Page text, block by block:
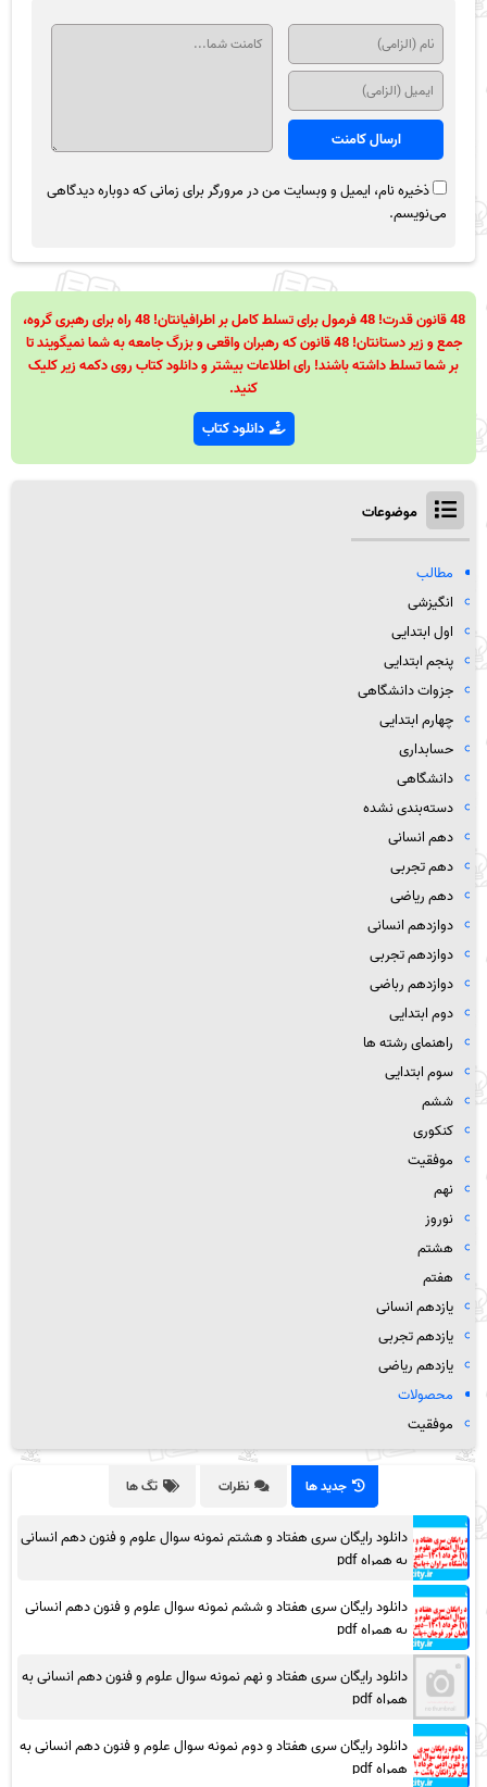
ذخیره نام، ایمیل و وبسایت من در مرورگر برای زمانی که دوباره دیدگاهی
می‌نویسم.
48 قانون قدرت! 48 فرمول برای تسلط کامل بر اطرافیانتان! 48 راه برای رهبری گروه،
جمع و زیر دستانتان! 48 قانون که رهبران واقعی و بزرگ جامعه به شما نمیگویند تا
بر شما تسلط داشته باشند! رای اطلاعات بیشتر و دانلود کتاب روی دکمه زیر کلیک
کنید.
دانلود کتاب
موضوعات
مطالب
انگیزشی
اول ابتدایی
پنجم ابتدایی
جزوات دانشگاهی
چهارم ابتدایی
حسابداری
دانشگاهی
دسته‌بندی نشده
دهم انسانی
دهم تجربی
دهم ریاضی
دوازدهم انسانی
دوازدهم تجربی
دوازدهم رباضی
دوم ابتدایی
راهنمای رشته ها
سوم ابتدایی
ششم
کنکوری
موفقیت
نهم
نوروز
هشتم
هفتم
یازدهم انسانی
یازدهم تجربی
یازدهم ریاضی
محصولات
موفقیت
جدید ها نظرات تگ ها
دانلود رایگان سری هفتاد و هشتم نمونه سوال علوم و فنون دهم انسانی
به همراه pdf
دانلود رایگان سری هفتاد و ششم نمونه سوال علوم و فنون دهم انسانی
به همراه pdf
دانلود رایگان سری هفتاد و نهم نمونه سوال علوم و فنون دهم انسانی به
همراه pdf
دانلود رایگان سری هفتاد و دوم نمونه سوال علوم و فنون دهم انسانی به
همراه pdf